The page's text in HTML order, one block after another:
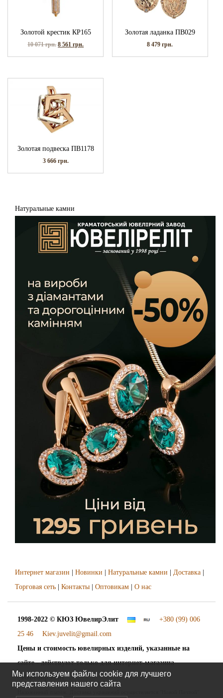
Золотой крестик КР165
10 071грн. 8 561грн.
Золотая ладанка ПВ029
8 479грн.
Золотая подвеска ПВ1178
3 666 грн.
Натуральные камни
Интернет магазин | Новинки | Натуральные камни | Доставка |
Торговая сеть | Контакты | Оптовикам | О нас
1998-2022 © КЮЗ ЮвелирЭлит
+380 (99) 006
25 46
Kiev.juvelit@gmail.com
Цены и стоимость ювелирных изделий, указанные на
сайте - действуют только для интернет-магазина
"ЮвелирЭлит".
Мы используем файлы cookie для лучшего
представления нашего сайта